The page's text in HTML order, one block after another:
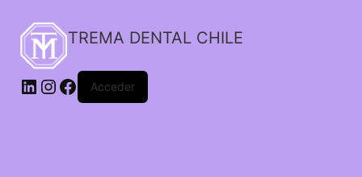
TREMA DENTAL CHILE
Acceder